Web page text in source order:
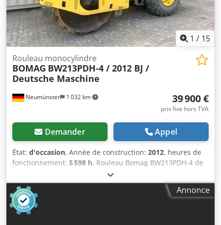
1 / 15
Neumünster 1 032 km
Rouleau monocylindre
BOMAG BW213PDH-4 / 2012 BJ /
Deutsche Maschine
39 900 €
prix fixe hors TVA
Demander Appel
État: d'occasion, Année de construction: 2012, heures de
fonctionnement: 5 598 h, Rouleau Bomag BW213PDH-4 de
2012 avec seulement 5 598 heures de fonctionnement ! ----
* Constructeur : Bomag * Modèle : BW213PDH-4 * Année :
2012 * Heures de fonctionnement relevées : env. 5 598 *
Poids opérationnel : 13 100 kg * Climatisation * Machine
allemande * 119 kW * Moteur diesel Deutz * Autres photos
Annonce